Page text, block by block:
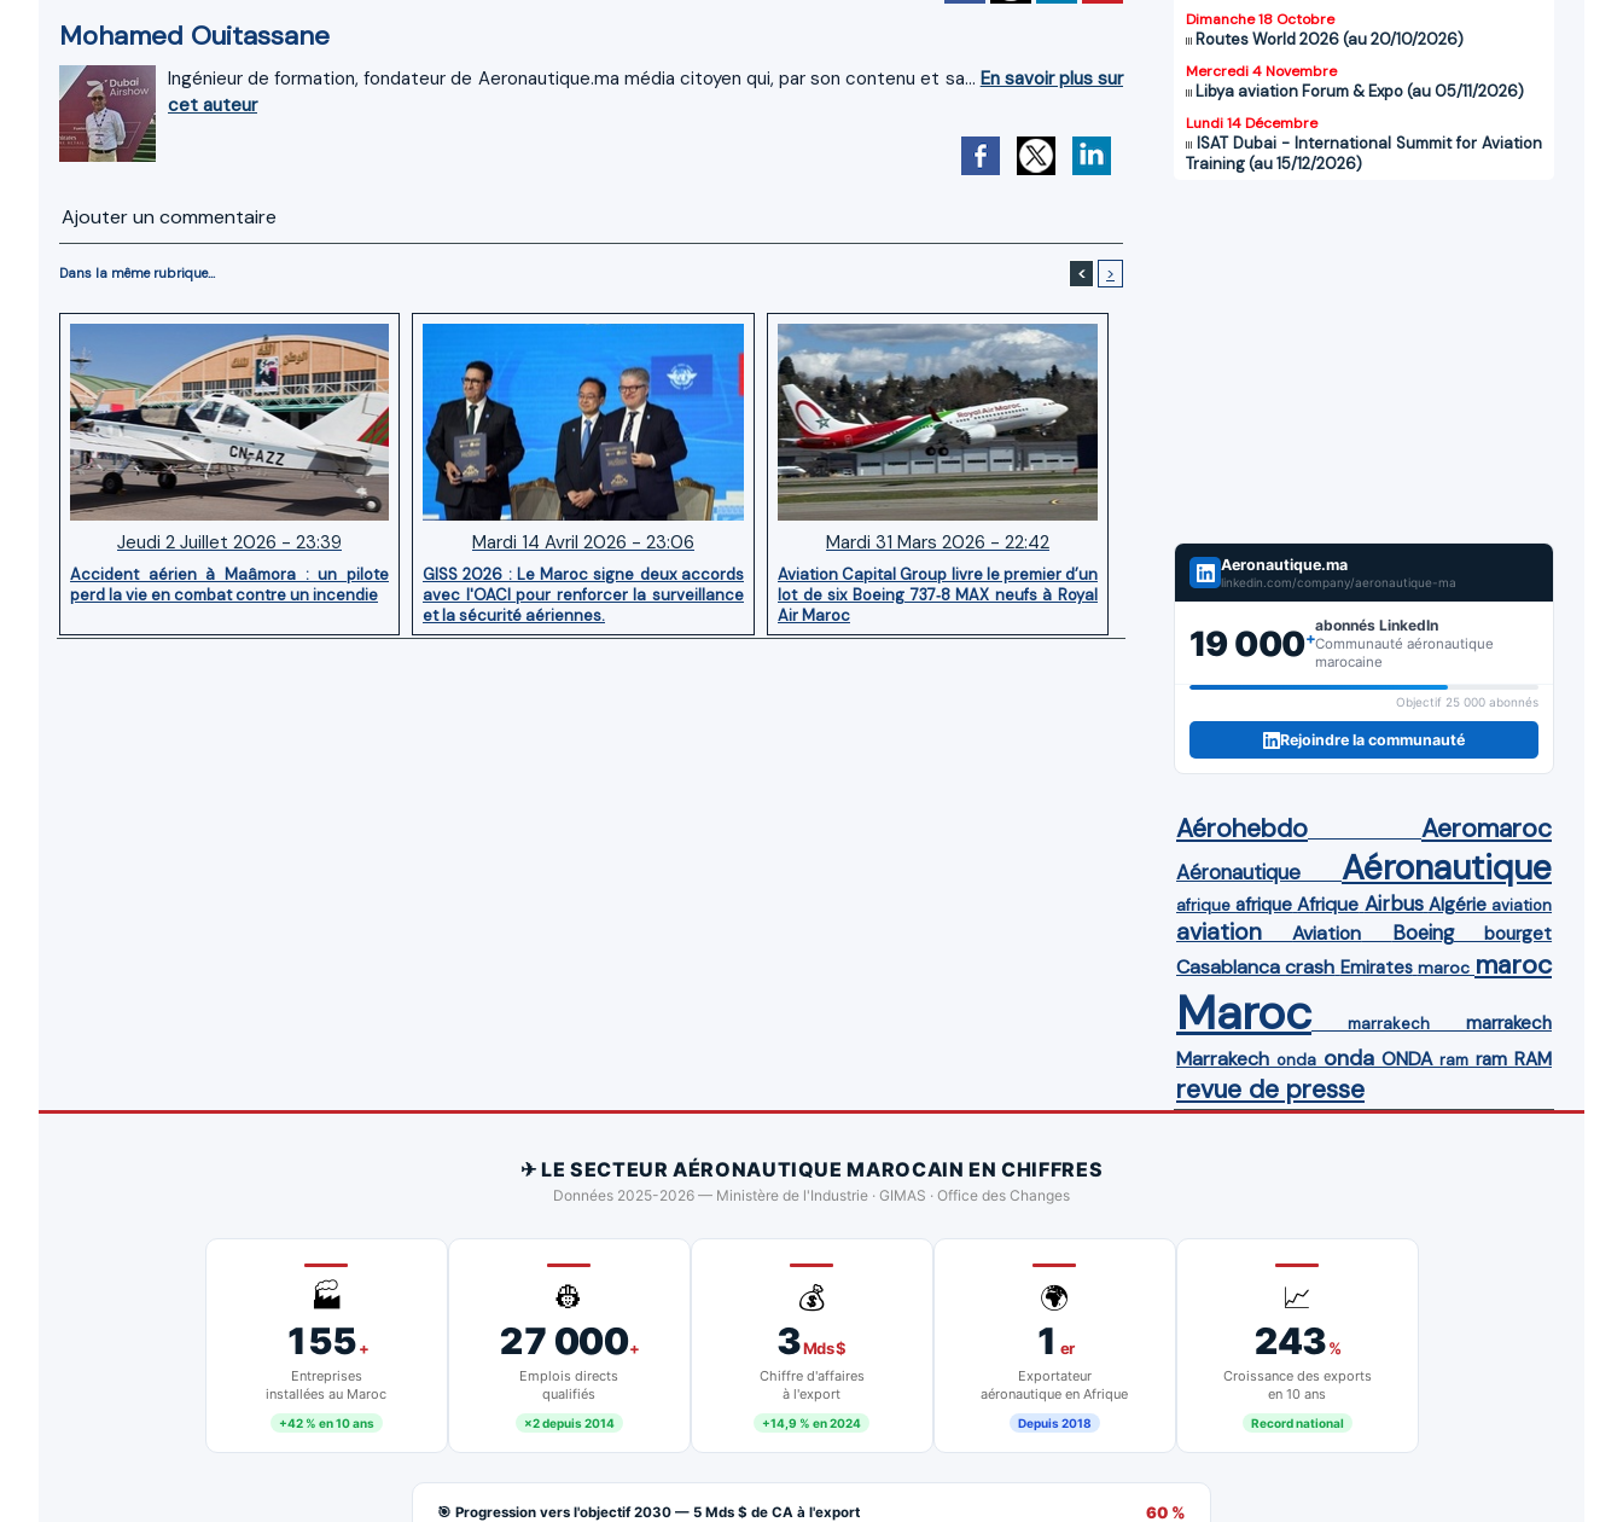
Mohamed Ouitassane
Ingénieur de formation, fondateur de Aeronautique.ma média citoyen qui, par son contenu et sa... En savoir plus sur
cet auteur
Ajouter un commentaire
Dans la même rubrique... < >
Jeudi 2 Juillet 2026 - 23:39
Accident aérien à Maâmora : un pilote
perd la vie en combat contre un incendie
Mardi 14 Avril 2026 - 23:06
GISS 2026 : Le Maroc signe deux accords
avec l'OACI pour renforcer la surveillance
et la sécurité aériennes.
Mardi 31 Mars 2026 - 22:42
Aviation Capital Group livre le premier d’un
lot de six Boeing 737‑8 MAX neufs à Royal
Air Maroc
Dimanche 18 Octobre
Routes World 2026 (au 20/10/2026)
Mercredi 4 Novembre
Libya aviation Forum & Expo (au 05/11/2026)
Lundi 14 Décembre
ISAT Dubai - International Summit for Aviation
Training (au 15/12/2026)
Aeronautique.ma
linkedin.com/company/aeronautique-ma
19 000+
abonnés LinkedIn
Communauté aéronautique
marocaine
Objectif 25 000 abonnés
Rejoindre la communauté
Aérohebdo Aeromaroc
Aéronautique Aéronautique
afrique afrique Afrique Airbus Algérie aviation
aviation Aviation Boeing bourget
Casablanca crash Emirates maroc maroc
Maroc marrakech marrakech
Marrakech onda onda ONDA ram ram RAM
revue de presse
✈ LE SECTEUR AÉRONAUTIQUE MAROCAIN EN CHIFFRES
Données 2025-2026 — Ministère de l'Industrie · GIMAS · Office des Changes
🏭
155+
Entreprises
installées au Maroc
+42 % en 10 ans
👷
27 000+
Emplois directs
qualifiés
×2 depuis 2014
💰
3Mds $
Chiffre d'affaires
à l'export
+14,9 % en 2024
🌍
1 er
Exportateur
aéronautique en Afrique
Depuis 2018
📈
243%
Croissance des exports
en 10 ans
Record national
🎯 Progression vers l'objectif 2030 — 5 Mds $ de CA à l'export 60 %